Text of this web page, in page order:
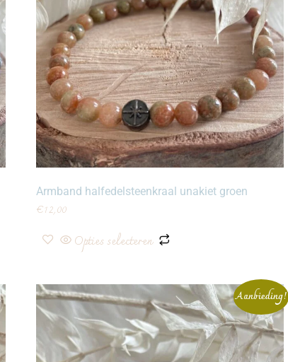
Armband halfedelsteenkraal unakiet groen
€12,00
Opties selecteren
Aanbieding!